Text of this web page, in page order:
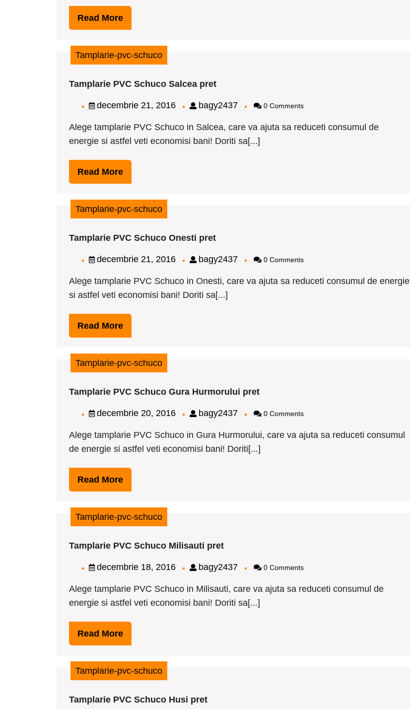
Read MoreRead
More
Tamplarie-pvc-schuco
Tamplarie PVC Schuco Salcea pretPVC
Salcea
decembrie 21, 2016decembrie
2016
bagy2437bagy24370 Comments
Alege tamplarie PVC Schuco in Salcea, care va ajuta sa reduceti consumul de
energie si astfel veti economisi bani! Doriti sa[...]
Read MoreRead
More
Tamplarie-pvc-schuco
Tamplarie PVC Schuco Onesti pretPVC
Onesti
decembrie 21, 2016decembrie
2016
bagy2437bagy24370 Comments
Alege tamplarie PVC Schuco in Onesti, care va ajuta sa reduceti consumul de energie
si astfel veti economisi bani! Doriti sa[...]
Read MoreRead
More
Tamplarie-pvc-schuco
Tamplarie PVC Schuco Gura Hurmorului pretPVC
Gura
pret
decembrie 20, 2016decembrie
2016
bagy2437bagy24370 Comments
Alege tamplarie PVC Schuco in Gura Hurmorului, care va ajuta sa reduceti consumul
de energie si astfel veti economisi bani! Doriti[...]
Read MoreRead
More
Tamplarie-pvc-schuco
Tamplarie PVC Schuco Milisauti pretPVC
Milisauti
decembrie 18, 2016decembrie
2016
bagy2437bagy24370 Comments
Alege tamplarie PVC Schuco in Milisauti, care va ajuta sa reduceti consumul de
energie si astfel veti economisi bani! Doriti sa[...]
Read MoreRead
More
Tamplarie-pvc-schuco
Tamplarie PVC Schuco Husi pretPVC